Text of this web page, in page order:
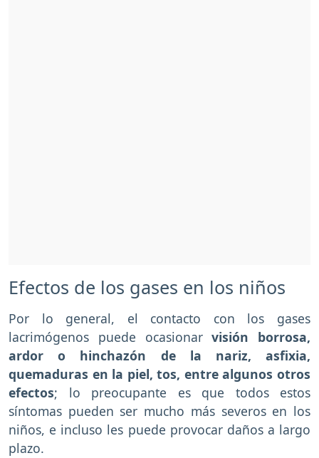
Efectos de los gases en los niños
Por lo general, el contacto con los gases
lacrimógenos puede ocasionarvisión borrosa,
ardor o hinchazón de la nariz, asfixia,
quemaduras en la piel, tos, entre algunos otros
efectos; lo preocupante es que todos estos
síntomas pueden ser mucho más severos en los
niños, e incluso les puede provocar daños a largo
plazo.